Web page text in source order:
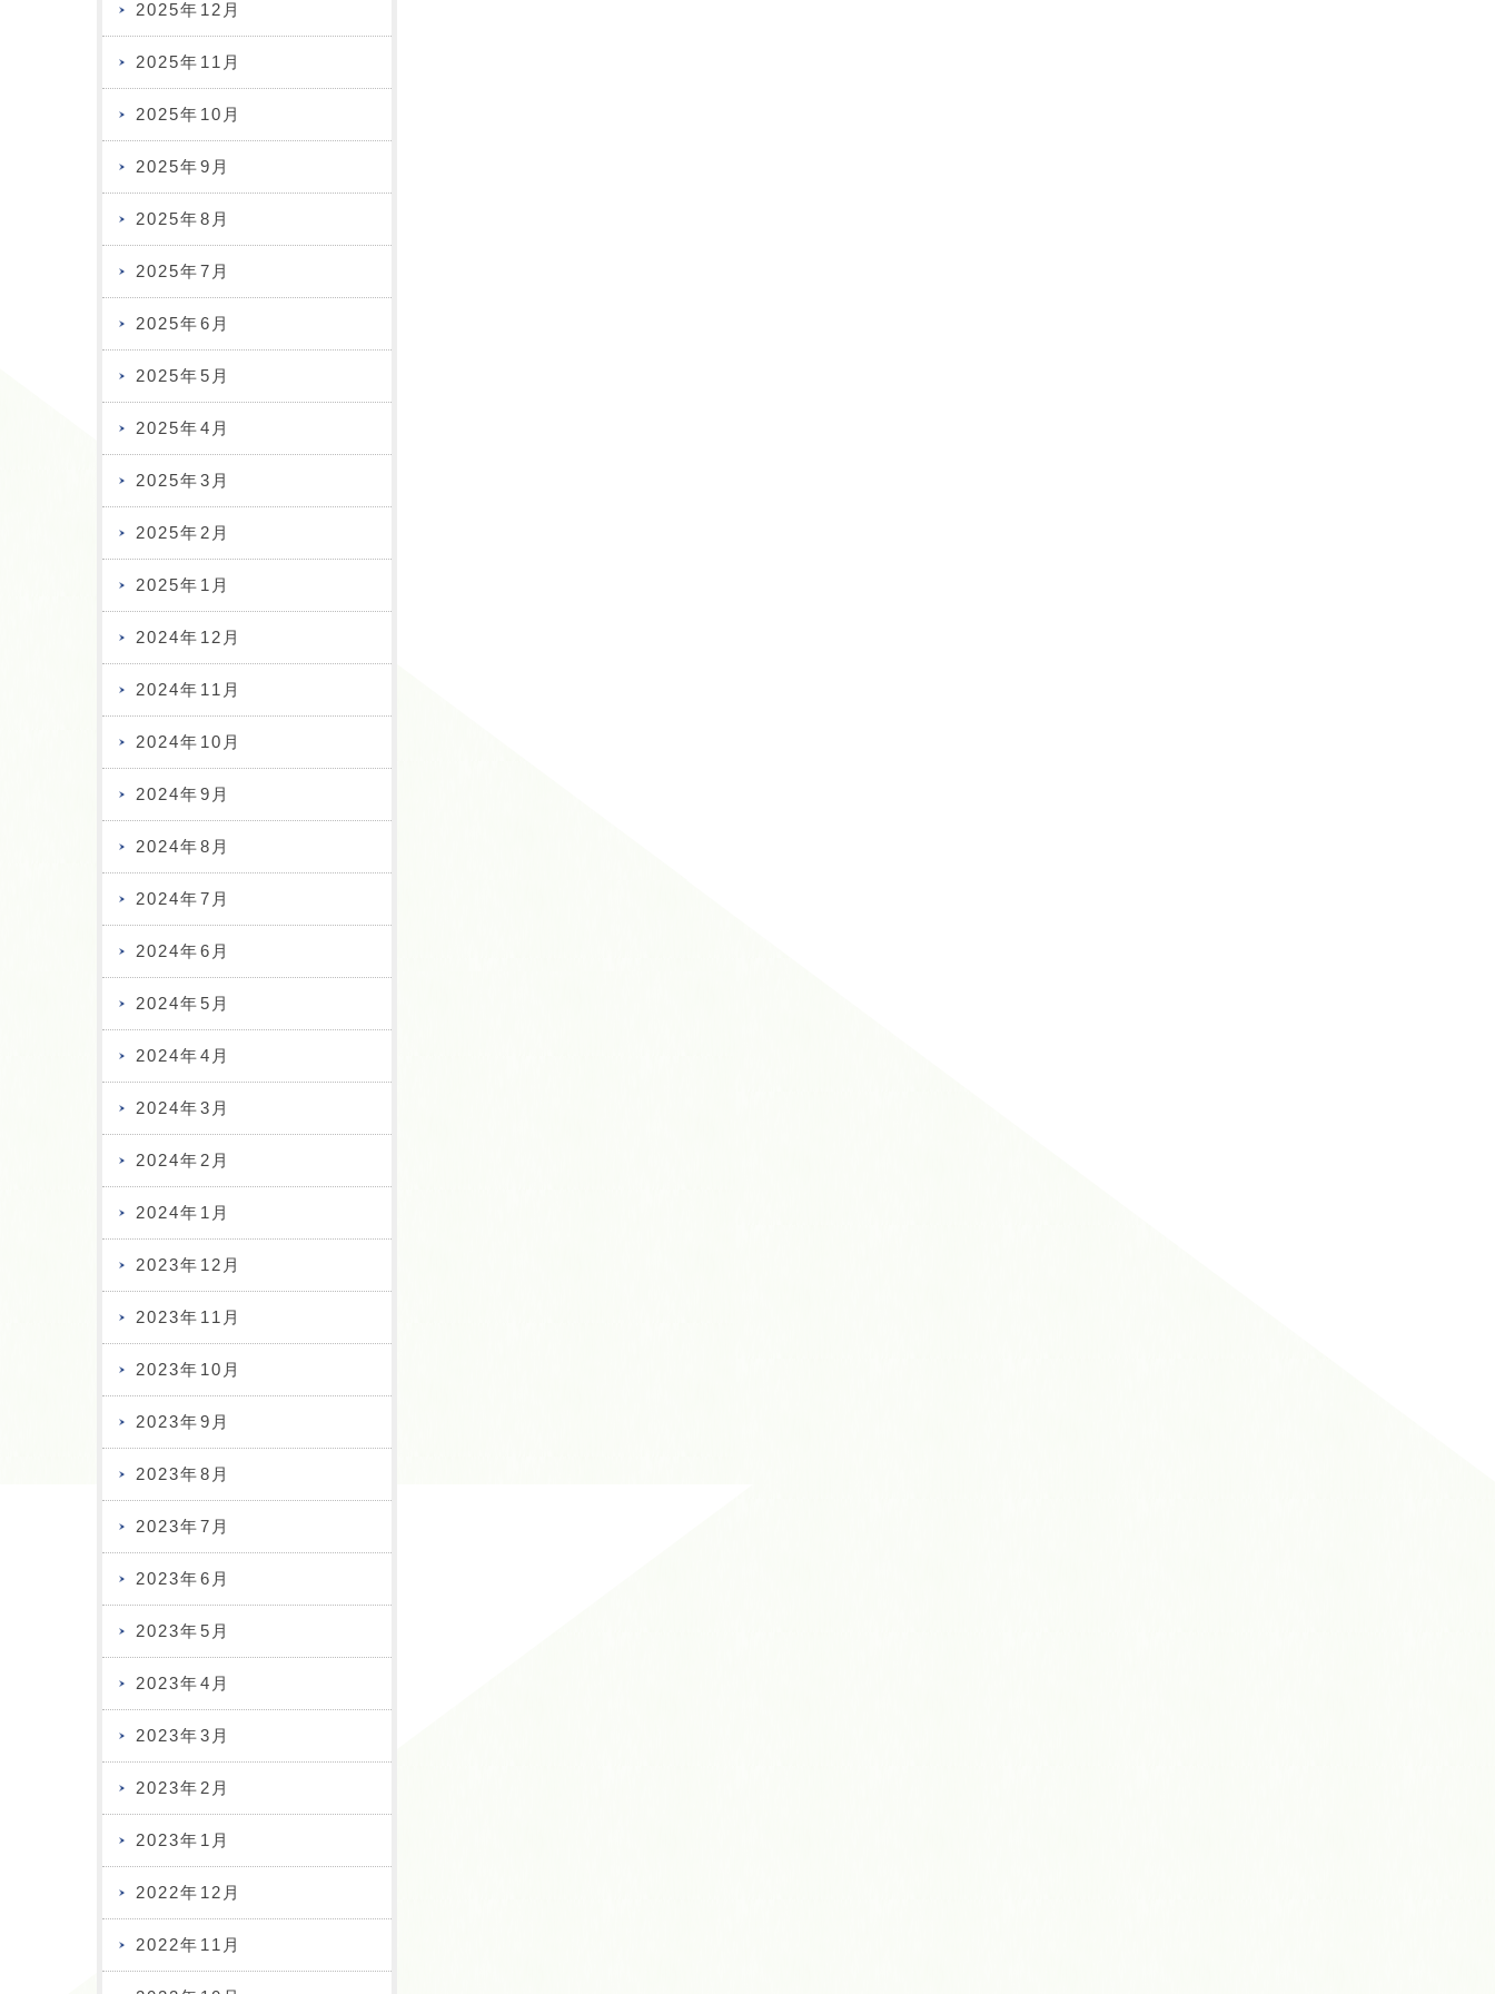
2025年12月
2025年11月
2025年10月
2025年9月
2025年8月
2025年7月
2025年6月
2025年5月
2025年4月
2025年3月
2025年2月
2025年1月
2024年12月
2024年11月
2024年10月
2024年9月
2024年8月
2024年7月
2024年6月
2024年5月
2024年4月
2024年3月
2024年2月
2024年1月
2023年12月
2023年11月
2023年10月
2023年9月
2023年8月
2023年7月
2023年6月
2023年5月
2023年4月
2023年3月
2023年2月
2023年1月
2022年12月
2022年11月